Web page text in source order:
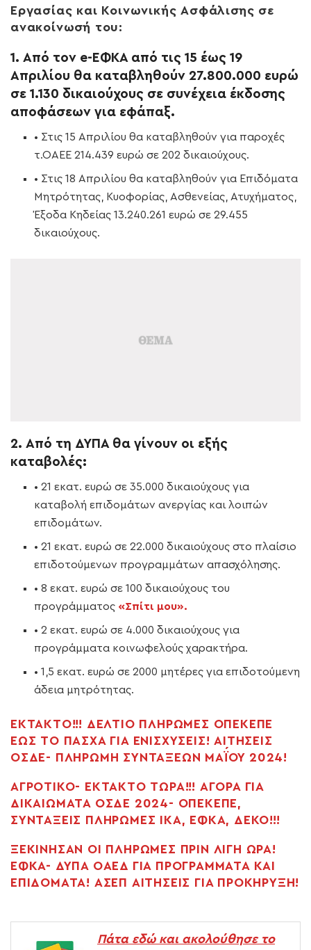
Εργασίας και Κοινωνικής Ασφάλισης σε
ανακοίνωσή του:
1. Από τον e-ΕΦΚΑ από τις 15 έως 19
Απριλίου θα καταβληθούν 27.800.000 ευρώ
σε 1.130 δικαιούχους σε συνέχεια έκδοσης
αποφάσεων για εφάπαξ.
• Στις 15 Απριλίου θα καταβληθούν για παροχές
τ.ΟΑΕΕ 214.439 ευρώ σε 202 δικαιούχους.
• Στις 18 Απριλίου θα καταβληθούν για Επιδόματα
Μητρότητας, Κυοφορίας, Ασθενείας, Ατυχήματος,
Έξοδα Κηδείας 13.240.261 ευρώ σε 29.455
δικαιούχους.
2. Από τη ΔΥΠΑ θα γίνουν οι εξής
καταβολές:
• 21 εκατ. ευρώ σε 35.000 δικαιούχους για
καταβολή επιδομάτων ανεργίας και λοιπών
επιδομάτων.
• 21 εκατ. ευρώ σε 22.000 δικαιούχους στο πλαίσιο
επιδοτούμενων προγραμμάτων απασχόλησης.
• 8 εκατ. ευρώ σε 100 δικαιούχους του
προγράμματος «Σπίτι μου».
• 2 εκατ. ευρώ σε 4.000 δικαιούχους για
προγράμματα κοινωφελούς χαρακτήρα.
• 1,5 εκατ. ευρώ σε 2000 μητέρες για επιδοτούμενη
άδεια μητρότητας.
ΕΚΤΑΚΤΟ!!! ΔΕΛΤΙΟ ΠΛΗΡΩΜΕΣ ΟΠΕΚΕΠΕ
ΕΩΣ ΤΟ ΠΑΣΧΑ ΓΙΑ ΕΝΙΣΧΥΣΕΙΣ! ΑΙΤΗΣΕΙΣ
ΟΣΔΕ- ΠΛΗΡΩΜΗ ΣΥΝΤΑΞΕΩΝ ΜΑΪ́ΟΥ 2024!
ΑΓΡΟΤΙΚΟ- ΕΚΤΑΚΤΟ ΤΩΡΑ!!! ΑΓΟΡΑ ΓΙΑ
ΔΙΚΑΙΩΜΑΤΑ ΟΣΔΕ 2024- ΟΠΕΚΕΠΕ,
ΣΥΝΤΑΞΕΙΣ ΠΛΗΡΩΜΕΣ ΙΚΑ, ΕΦΚΑ, ΔΕΚΟ!!!
ΞΕΚΙΝΗΣΑΝ ΟΙ ΠΛΗΡΩΜΕΣ ΠΡΙΝ ΛΙΓΗ ΩΡΑ!
ΕΦΚΑ- ΔΥΠΑ ΟΑΕΔ ΓΙΑ ΠΡΟΓΡΑΜΜΑΤΑ ΚΑΙ
ΕΠΙΔΟΜΑΤΑ! ΑΣΕΠ ΑΙΤΗΣΕΙΣ ΓΙΑ ΠΡΟΚΗΡΥΞΗ!
Πάτα εδώ και ακολούθησε το